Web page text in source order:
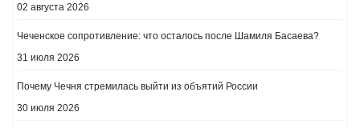
02 августа 2026
Чеченское сопротивление: что осталось после Шамиля Басаева?
31 июля 2026
Почему Чечня стремилась выйти из объятий России
30 июля 2026